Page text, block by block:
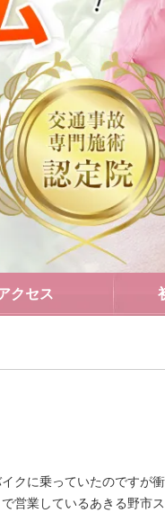
クセス
クに乗っていたのですが
営業しているあきる野市